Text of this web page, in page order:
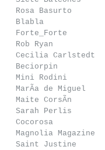
Rosa Basurto
Blabla
Forte_Forte
Rob Ryan
Cecilia Carlstedt
Beciorpin
Mini Rodini
MarÃ­a de Miguel
Maite CorsÃ­n
Sarah Perlis
Cocorosa
Magnolia Magazine
Saint Justine